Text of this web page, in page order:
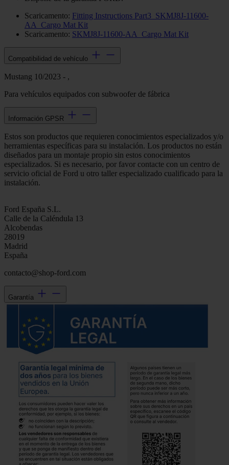
Scaricamento: Fitting Instructions Part3_SKMJ8J-11600-
AA_Cargo Mat Kit
Scaricamento: SKMJ8J-11600-AA_Cargo Mat Kit
Compatibilidad de vehículo
Mustang 10/2023 - ,
Para vehículos equipados con subwoofer de fábrica
Información GPSR
Estos son productos que requieren conocimientos especializados y/o
herramientas específicas para su instalación. Los productos no están
diseñados para un montaje propio sin estos conocimientos
especializados. Si es necesario, por favor contacte con un centro de
servicio oficial de Ford u otro taller especializado cualificado para la
instalación.
Ford España S.L.
Calle de la Caléndula 13
Alcobendas
28019
Madrid
España
contacto@shop-ford.com
Garantía